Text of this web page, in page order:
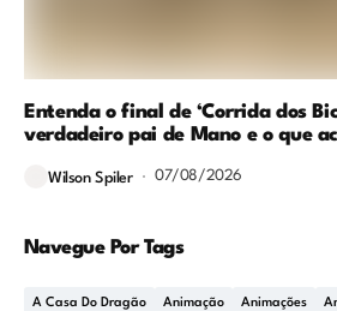
Entenda o final de ‘Corrida dos
verdadeiro pai de Mano e o que
Wilson Spiler 07/08/2026
Navegue Por Tags
A Casa Do Dragão Animação Animações